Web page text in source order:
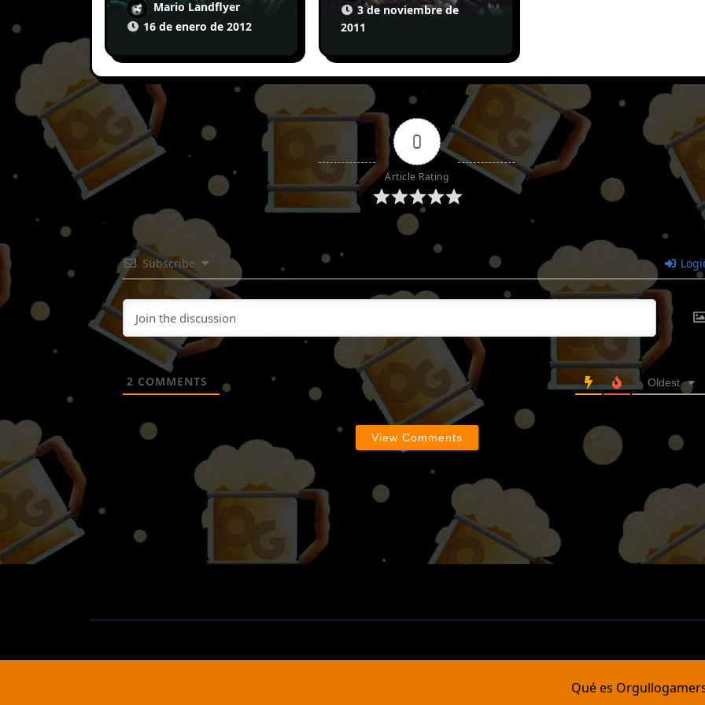
Mario Landflyer
16 de enero de 2012
3 de noviembre de
2011
0
Article Rating
Subscribe
2 COMMENTS Oldest
View Comments
Qué es